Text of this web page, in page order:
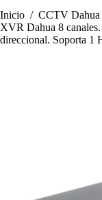
Inicio / CCTV Dahua
XVR Dahua 8
direccional. Soporta 1